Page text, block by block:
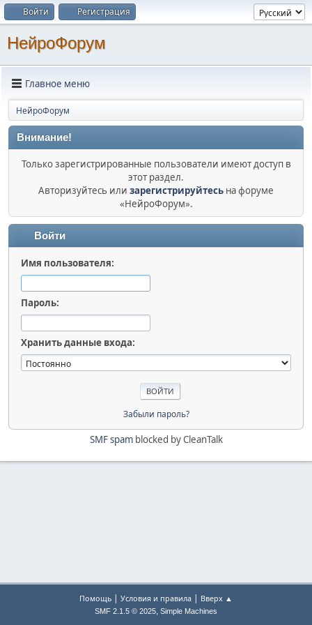
Войти Регистрация
НейроФорум
Главное меню
НейроФорум
Внимание!
Только зарегистрированные пользователи имеют доступ в
этот раздел.
Авторизуйтесь или зарегистрируйтесь на форуме
«НейроФорум».
Войти
Имя пользователя:
Пароль:
Хранить данные входа:
Забыли пароль?
SMF spamblocked by CleanTalk
Помощь | Условия и правила | Вверх ▲
SMF 2.1.5 © 2025, Simple Machines